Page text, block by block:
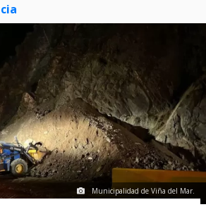
Municipalidad de Viña del Mar.